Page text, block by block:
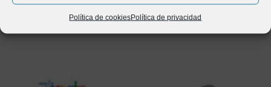
Política de cookiesPolítica de privacidad
las primeras posiciones para una palabra clave.
determinada.